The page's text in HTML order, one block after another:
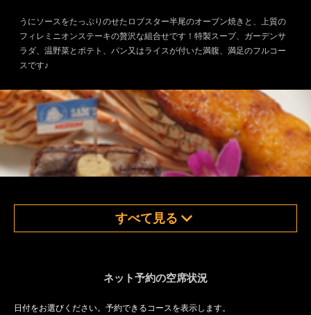
うにソースをたっぷりのせたロブスター半尾のオーブン焼きと、上質の
フィレミニオンステーキの贅沢な組合せです！特製スープ、ガーデンサ
ラダ、温野菜とポテト、パン又はライスが付いた満腹、満足のフルコー
スです♪
すべて見る
ネット予約の空席状況
日付をお選びください。予約できるコースを表示します。